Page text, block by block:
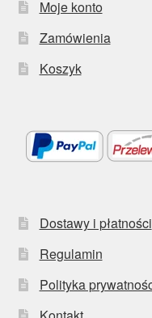
Moje konto
Zamówienia
Koszyk
Dostawy i płatności
Regulamin
Polityka